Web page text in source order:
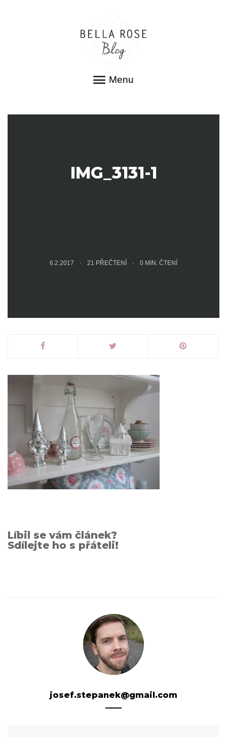
Menu
IMG_3131-1
6.2.2017 21 PŘEČTENÍ 0 MIN. ČTENÍ
Líbil se vám článek?
Sdílejte ho s přáteli!
josef.stepanek@gmail.com